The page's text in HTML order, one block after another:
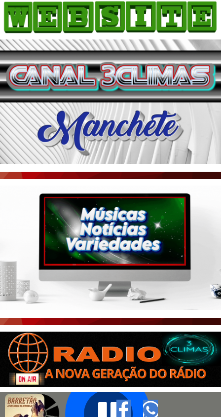
HOME
COMO ANUNCIAR
JORNAIS DO BRASIL
PODCAST/NOTÍCIAS
AS NOTÍCIAS DO DIA
ACONTECEU...VIROU MANCHETE!
BLOGS & COLUNAS
AGÊNCIA DE NOTÍCIAS
CNN BRASIL
PORTAL CEARÁ
ÚLTIMAS POSTAGENS
BOAS NOTÍCIAS...VIRAM MANCHETE!
CEARÁ BRASIL NOTÍCIAS
CEARÁ BRASIL MUNDO 1
BRASIL DE FATO
NOTÍCIAS GERAIS
CONECTE-SE